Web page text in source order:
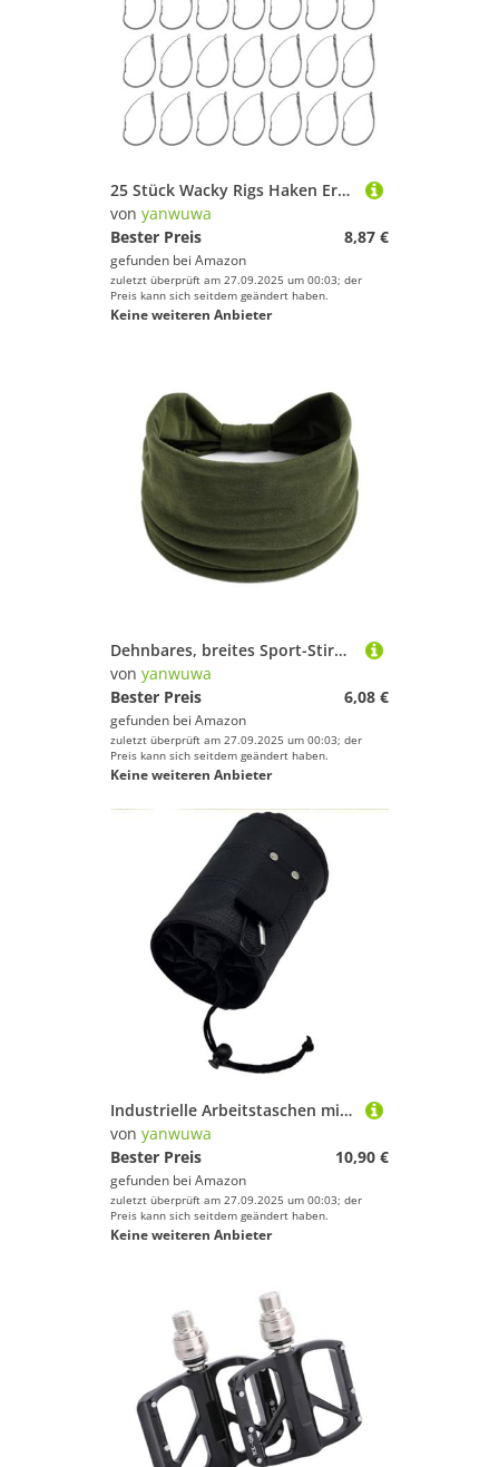
25 Stück Wacky Rigs Haken Ersatz für scharfes Unkrautfreies Angeln, Wacky Haken für Takelage, Köder, scharf, unkrautloses Angeln, Ersatz
von yanwuwa
Bester Preis
8,87 €
gefunden bei Amazon
zuletzt überprüft am 27.09.2025 um 00:03; der
Preis kann sich seitdem geändert haben.
Keine weiteren Anbieter
Dehnbares, breites Sport-Stirnband, schweißabsorbierendes Design für Fitnessstudio, Laufen, Yoga, Unisex, Erwachsene, feuchtigkeitsableitender Kopfschmuck
von yanwuwa
Bester Preis
6,08 €
gefunden bei Amazon
zuletzt überprüft am 27.09.2025 um 00:03; der
Preis kann sich seitdem geändert haben.
Keine weiteren Anbieter
Industrielle Arbeitstaschen mit verstärktem Nylon-Gurtband und übergroßer Kapazität, Werkzeugtasche für Baustellen, Werkzeuggürteltaschen für Herren
von yanwuwa
Bester Preis
10,90 €
gefunden bei Amazon
zuletzt überprüft am 27.09.2025 um 00:03; der
Preis kann sich seitdem geändert haben.
Keine weiteren Anbieter